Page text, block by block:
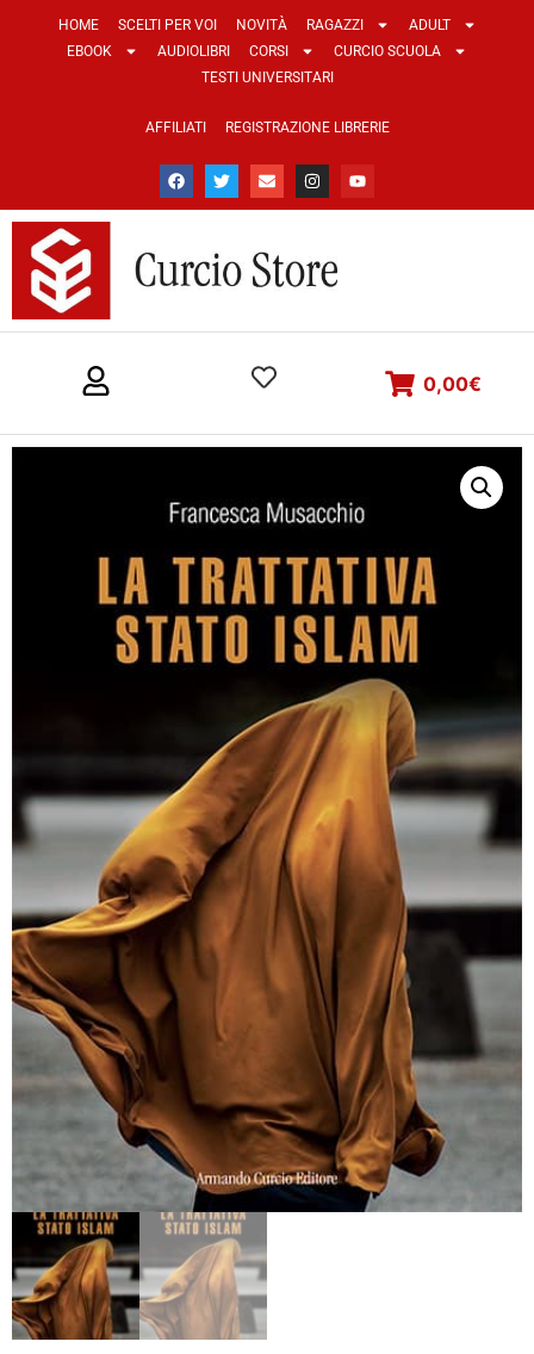
HOME SCELTI PER VOI NOVITÀ RAGAZZI
ADULT
EBOOK
AUDIOLIBRI CORSI
CURCIO SCUOLA
TESTI UNIVERSITARI
AFFILIATI REGISTRAZIONE LIBRERIE
0,00€